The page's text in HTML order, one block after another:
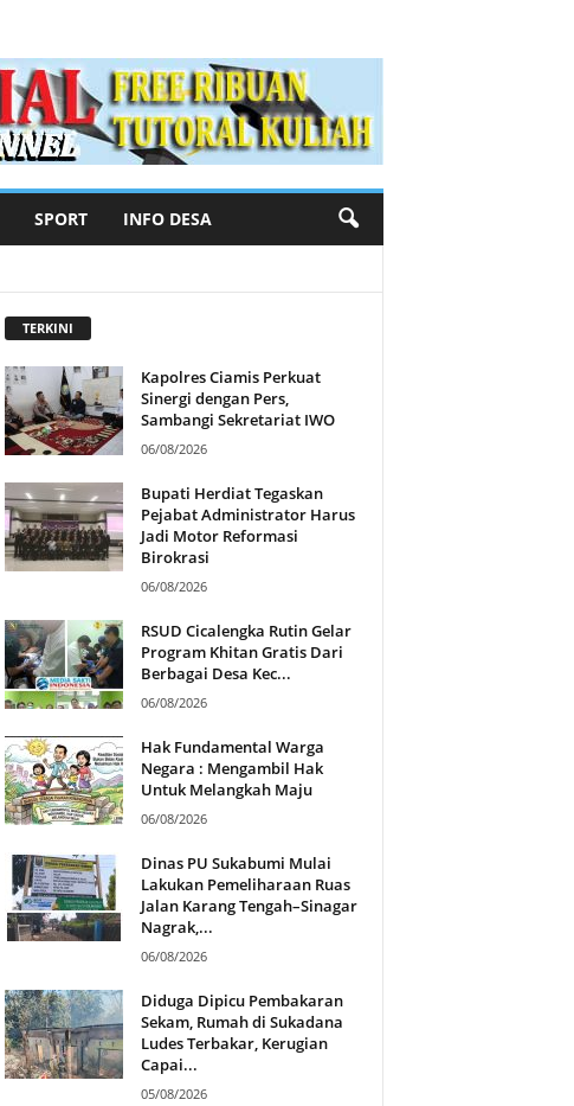
SPORT INFO DESA
TERKINI
Kapolres Ciamis Perkuat
Sinergi dengan Pers,
Sambangi Sekretariat IWO
06/08/2026
Bupati Herdiat Tegaskan
Pejabat Administrator Harus
Jadi Motor Reformasi
Birokrasi
06/08/2026
RSUD Cicalengka Rutin Gelar
Program Khitan Gratis Dari
Berbagai Desa Kec...
06/08/2026
Hak Fundamental Warga
Negara : Mengambil Hak
Untuk Melangkah Maju
06/08/2026
Dinas PU Sukabumi Mulai
Lakukan Pemeliharaan Ruas
Jalan Karang Tengah–Sinagar
Nagrak,...
06/08/2026
Diduga Dipicu Pembakaran
Sekam, Rumah di Sukadana
Ludes Terbakar, Kerugian
Capai...
05/08/2026